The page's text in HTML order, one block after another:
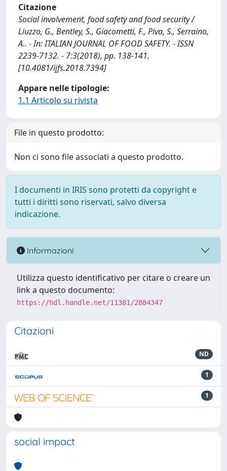
Citazione
Social involvement, food safety and food security /
Liuzzo, G., Bentley, S., Giacometti, F., Piva, S., Serraino,
A.. - In: ITALIAN JOURNAL OF FOOD SAFETY. - ISSN
2239-7132. - 7:3(2018), pp. 138-141.
[10.4081/ijfs.2018.7394]
Appare nelle tipologie:
1.1 Articolo su rivista
File in questo prodotto:
Non ci sono file associati a questo prodotto.
I documenti in IRIS sono protetti da copyright e
tutti i diritti sono riservati, salvo diversa
indicazione.
Informazioni
Utilizza questo identificativo per citare o creare un
link a questo documento:
https://hdl.handle.net/11381/2884347
Citazioni
ND
1
1
social impact